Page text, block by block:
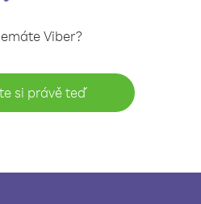
Viber?
si právě teď